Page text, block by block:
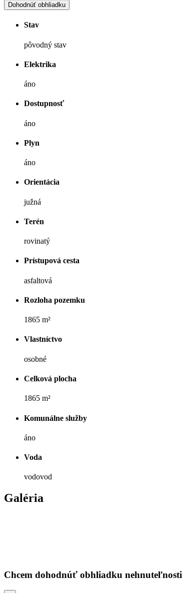
Dohodnúť obhliadku
Stav
pôvodný stav
Elektrika
áno
Dostupnosť
áno
Plyn
áno
Orientácia
južná
Terén
rovinatý
Prístupová cesta
asfaltová
Rozloha pozemku
1865 m²
Vlastníctvo
osobné
Celková plocha
1865 m²
Komunálne služby
áno
Voda
vodovod
Galéria
Chcem dohodnúť obhliadku nehnuteľnosti